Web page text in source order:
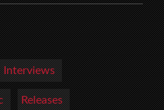
Interviews
Releases